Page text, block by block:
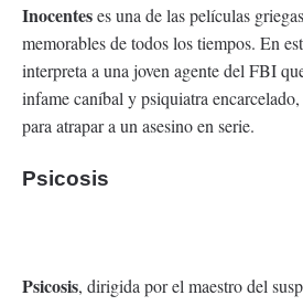
Inocenteses una de las películas
memorables de todos los tiempos. En
interpreta a una joven agente del FBI
infame caníbal y psiquiatra
para atrapar a un asesino en serie.
Psicosis
Psicosis, dirigida por el maestro del